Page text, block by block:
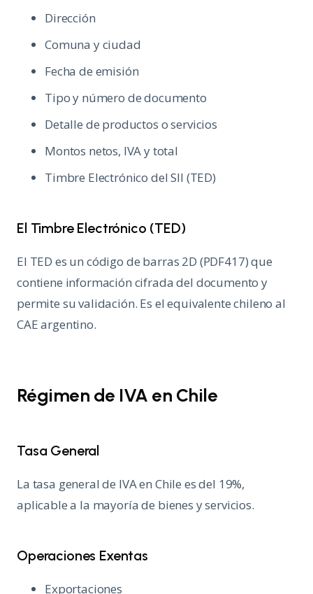
Dirección
Comuna y ciudad
Fecha de emisión
Tipo y número de documento
Detalle de productos o servicios
Montos netos, IVA y total
Timbre Electrónico del SII (TED)
El Timbre Electrónico (TED)
El TED es un código de barras 2D (PDF417) que
contiene información cifrada del documento y
permite su validación. Es el equivalente chileno al
CAE argentino.
Régimen de IVA en Chile
Tasa General
La tasa general de IVA en Chile es del 19%,
aplicable a la mayoría de bienes y servicios.
Operaciones Exentas
Exportaciones